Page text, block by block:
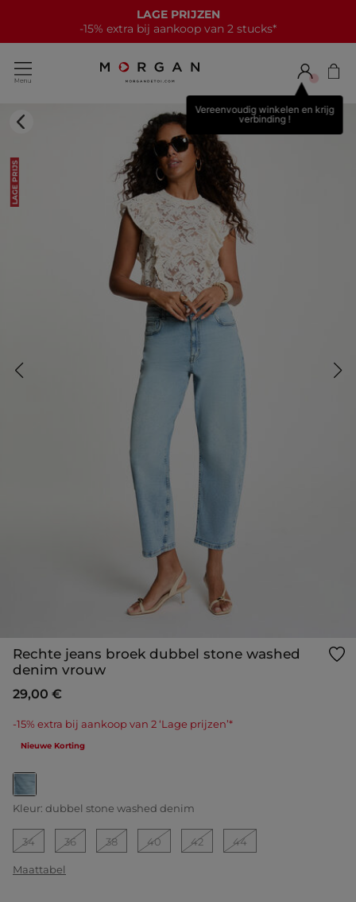
LAGE PRIJZEN
-15% extra bij aankoop van 2 stucks*
Vereenvoudig winkelen en krijg
verbinding !
LAGE PRIJS
Rechte jeans broek dubbel stone washed
denim vrouw
29,00 €
-15% extra bij aankoop van 2 ‘Lage prijzen’*
Nieuwe Korting
geselecteerd
Kleur: dubbel stone washed denim
34 36 38 40 42 44
Maattabel